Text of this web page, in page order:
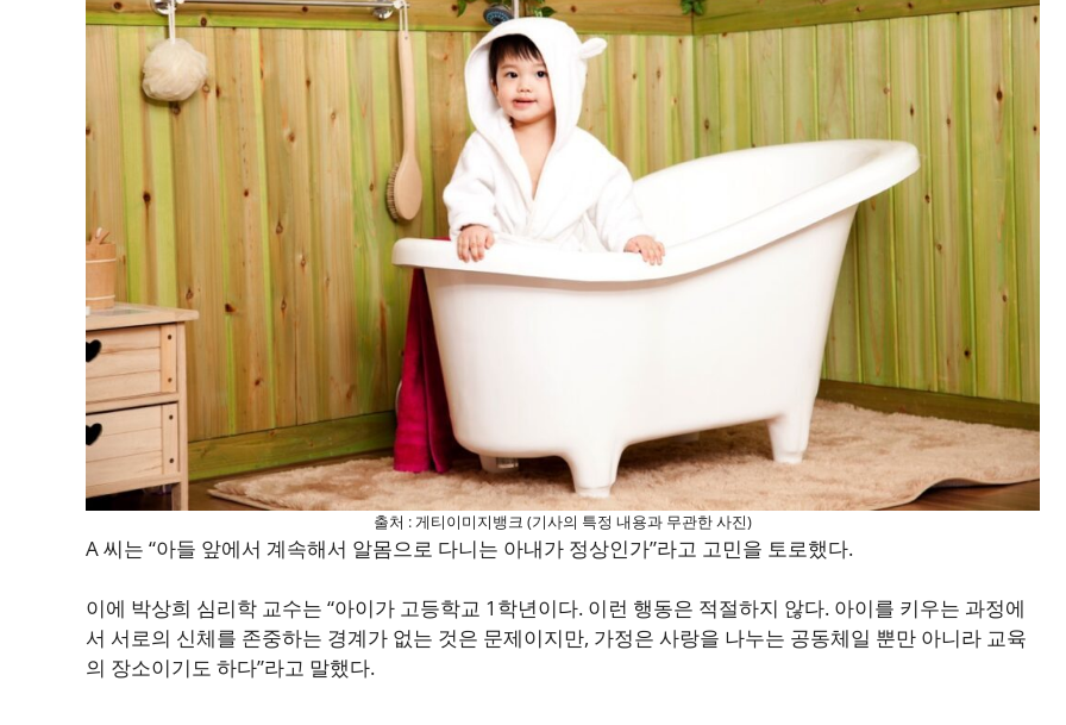
출처 : 게티이미지뱅크 (기사의 특정 내용과 무관한 사진)
A 씨는 “아들 앞에서 계속해서 알몸으로 다니는 아내가 정상인가”라고 고민을 토로했다.
이에 박상희 심리학 교수는 “아이가 고등학교 1학년이다. 이런 행동은 적절하지 않다. 아이를 키우는 과정에
서 서로의 신체를 존중하는 경계가 없는 것은 문제이지만, 가정은 사랑을 나누는 공동체일 뿐만 아니라 교육
의 장소이기도 하다”라고 말했다.